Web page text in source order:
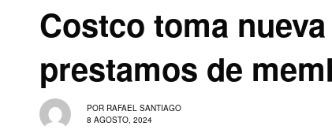
Costco toma
prestamos de
POR RAFAEL SANTIAGO
8 AGOSTO, 2024